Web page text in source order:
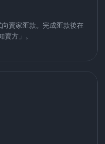
賣家匯款。完成匯款後在
方」。